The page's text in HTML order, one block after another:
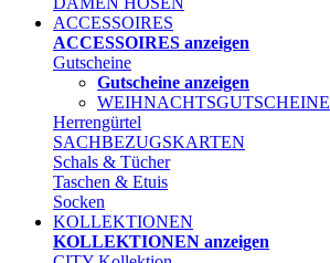
ACCESSOIRES
ACCESSOIRES anzeigen
Gutscheine
Gutscheine anzeigen
WEIHNACHTSGUTSCHEINE
Herrengürtel
SACHBEZUGSKARTEN
Schals & Tücher
Taschen & Etuis
Socken
KOLLEKTIONEN
KOLLEKTIONEN anzeigen